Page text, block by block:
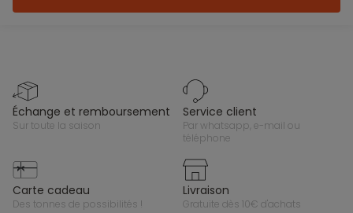
échange et remboursement
sur toute la saison
service client
par whatsapp, e-mail ou
téléphone
carte cadeau
des tonnes de possibilités !
livraison
gratuite dès 10€ d'achats